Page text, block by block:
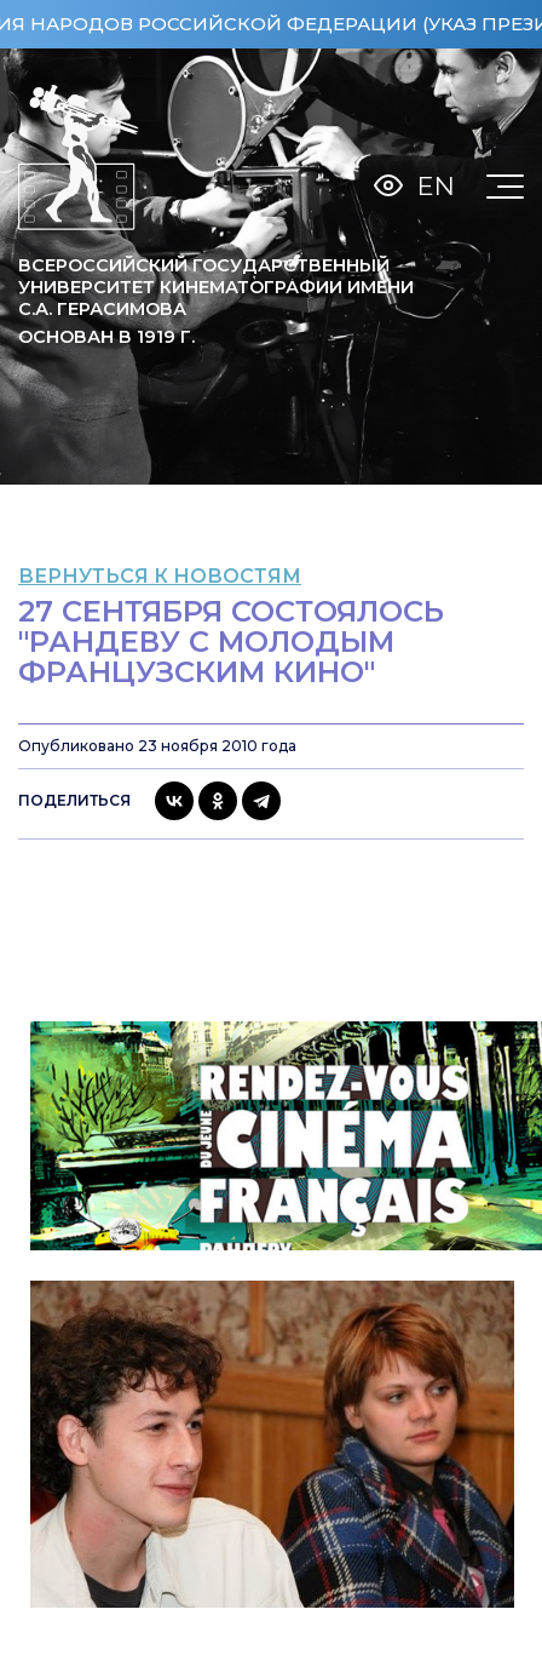
РОССИЙСКОЙ ФЕДЕРАЦИИ (УКАЗ ПРЕЗИДЕНТА
ВСЕРОССИЙСКИЙ ГОСУДАРСТВЕННЫЙ
УНИВЕРСИТЕТ КИНЕМАТОГРАФИИ ИМЕНИ
С.А. ГЕРАСИМОВА
ОСНОВАН В 1919Г.
EN
ВЕРНУТЬСЯ К НОВОСТЯМ
27 СЕНТЯБРЯ СОСТОЯЛОСЬ
"РАНДЕВУ С МОЛОДЫМ
ФРАНЦУЗСКИМ КИНО"
Опубликовано 23 ноября 2010 года
ПОДЕЛИТЬСЯ